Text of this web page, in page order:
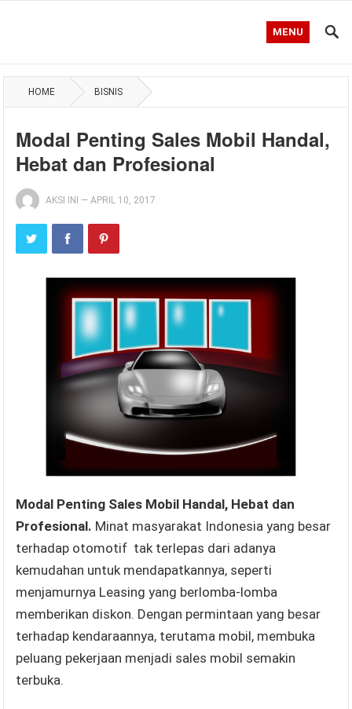
MENU
HOME BISNIS
Modal Penting Sales Mobil Handal,
Hebat dan Profesional
AKSI INI —APRIL 10, 2017
Modal Penting Sales Mobil Handal, Hebat dan
Profesional. Minat masyarakat Indonesia yang besar
terhadap otomotif tak terlepas dari adanya
kemudahan untuk mendapatkannya, seperti
menjamurnya Leasing yang berlomba-lomba
memberikan diskon. Dengan permintaan yang besar
terhadap kendaraannya, terutama mobil, membuka
peluang pekerjaan menjadi sales mobil semakin
terbuka.